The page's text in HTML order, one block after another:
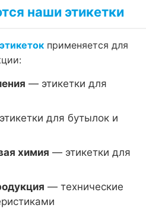
наши этикетки
применяется для
— этикетки для
для бутылок и
химия — этикетки для
— технические